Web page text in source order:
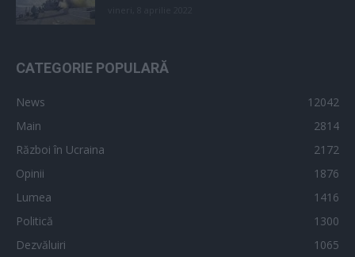
CATEGORIE POPULARĂ
News
12042
Main
2814
Război în Ucraina
2172
Opinii
1876
Lumea
1416
Politică
1300
Dezvăluiri
1065